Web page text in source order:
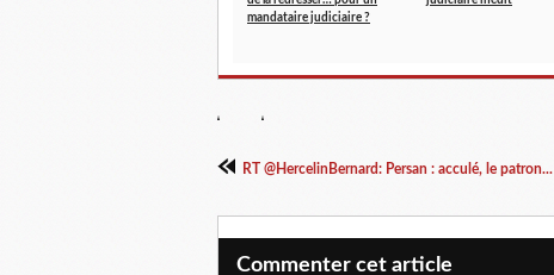
mandataire judiciaire ?
RT @HercelinBernard: Persan : acculé, le patron...
Commenter cet article